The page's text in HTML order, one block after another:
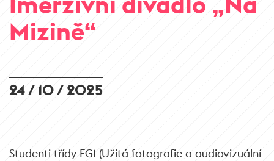
Mizině“
24 / 10 / 2025
Studenti třídy FG1 (Užitá fotografie a audiovizuální